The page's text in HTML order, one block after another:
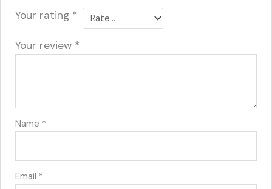
Your rating *
Your review *
Name *
Email *